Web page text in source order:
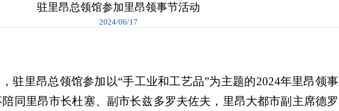
驻里昂总领馆参加里昂领事节活动
2024/06/17
驻里昂总领馆参加以“手工业和工艺品”为主题的2024年里昂领事
同里昂市长杜塞、副市长兹多罗夫佐夫，里昂大都市副主席德罗